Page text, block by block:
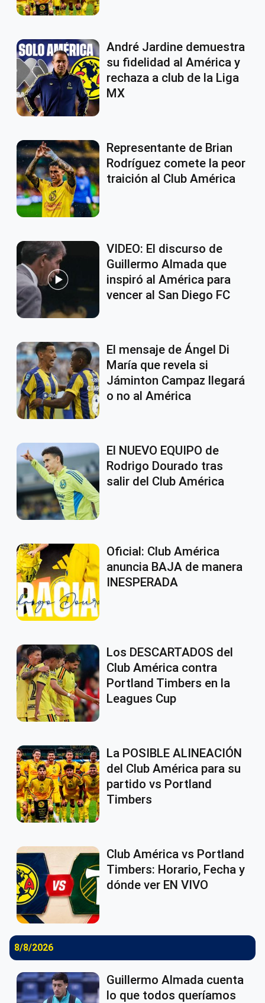
André Jardine demuestra
su fidelidad al América y
rechaza a club de la Liga
MX
Representante de Brian
Rodríguez comete la peor
traición al Club América
VIDEO: El discurso de
Guillermo Almada que
inspiró al América para
vencer al San Diego FC
El mensaje de Ángel Di
María que revela si
Jáminton Campaz llegará
o no al América
El NUEVO EQUIPO de
Rodrigo Dourado tras
salir del Club América
Oficial: Club América
anuncia BAJA de manera
INESPERADA
Los DESCARTADOS del
Club América contra
Portland Timbers en la
Leagues Cup
La POSIBLE ALINEACIÓN
del Club América para su
partido vs Portland
Timbers
Club América vs Portland
Timbers: Horario, Fecha y
dónde ver EN VIVO
8/8/2026
Guillermo Almada cuenta
lo que todos queríamos